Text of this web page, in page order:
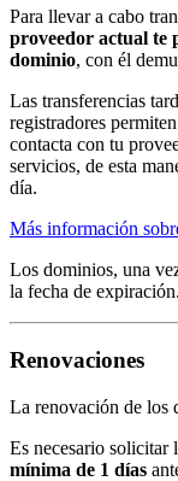
Para llevar a cabo
proveedor actual te
dominio, con él
Las transferencias
registradores
contacta con tu
servicios, de esta
día.
Más información
Los dominios, una
la fecha de expiración.
Renovaciones
La renovación de los
Es necesario solicitar
mínima de 1 días